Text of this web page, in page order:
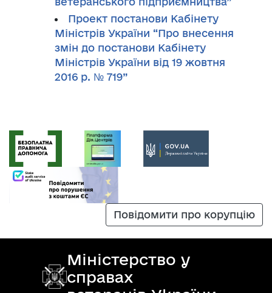
Проект постанови Кабінету
Міністрів України “Про внесення
змін до постанови Кабінету
Міністрів України від 19 жовтня
2016 р. № 719”
Повідомити про корупцію
Міністерство у
справах